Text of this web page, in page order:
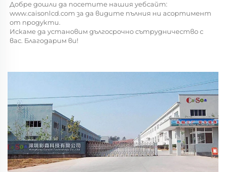
www.caisonlcd.com за да видите пълния ни асортимент
от продукти.
Искаме да установим дългосрочно сътрудничество с
вас. Благодарим ви!